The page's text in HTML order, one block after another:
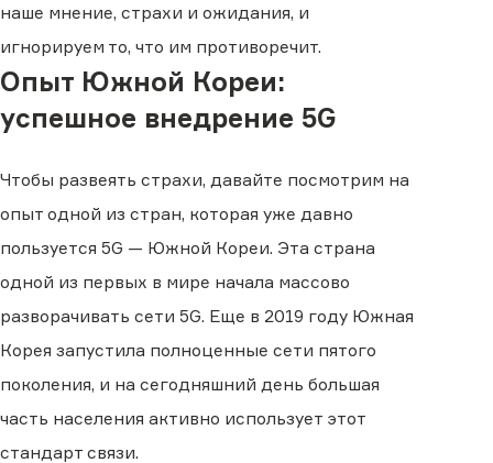
наше мнение, страхи и ожидания, и
игнорируем то, что им противоречит.
Опыт Южной Кореи:
успешное внедрение 5G
Чтобы развеять страхи, давайте посмотрим на
опыт одной из стран, которая уже давно
пользуется 5G — Южной Кореи. Эта страна
одной из первых в мире начала массово
разворачивать сети 5G. Еще в 2019 году Южная
Корея запустила полноценные сети пятого
поколения, и на сегодняшний день большая
часть населения активно использует этот
стандарт связи.